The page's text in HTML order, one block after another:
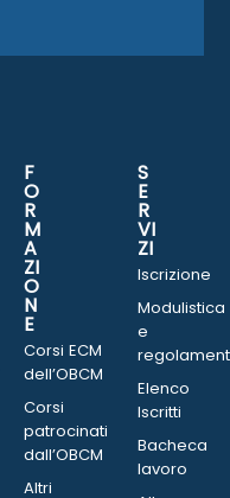
F
O
R
M
A
ZI
O
N
E
Corsi ECM
dell’OBCM
Corsi
patrocinati
dall’OBCM
Altri
S
E
R
VI
ZI
Iscrizione
Modulistica
e
Elenco
Iscritti
Bacheca
lavoro